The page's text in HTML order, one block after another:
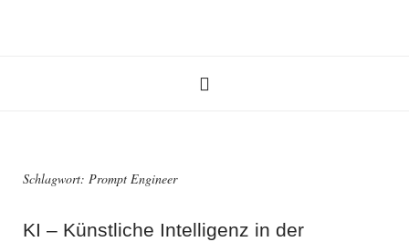
Schlagwort: Prompt Engineer
KI – Künstliche Intelligenz in der